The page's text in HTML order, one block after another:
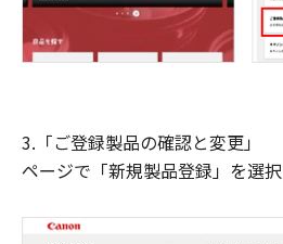
3.「ご登録製品の確認と変更」
ページで「新規製品登録」を選択